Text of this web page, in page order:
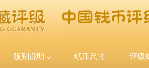
版别说明 纸币尺寸 评级